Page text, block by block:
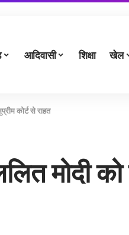
आदिवासी शिक्षा खेल
कोर्ट से राहत
मोदी